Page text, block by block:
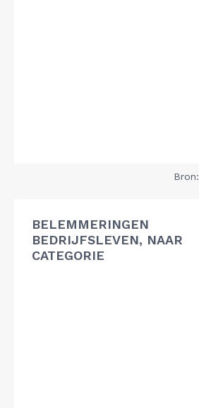
Bron:
BELEMMERINGEN
BEDRIJFSLEVEN, NAAR
CATEGORIE